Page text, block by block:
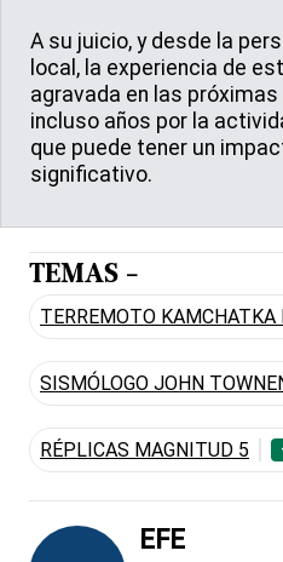
A su juicio, y desde la
local, la experiencia de
agravada en las
incluso años por la
que puede tener un
significativo.
TEMAS -
TERREMOTO
SISMÓLOGO JOHN
RÉPLICAS MAGNITUD 5
EFE